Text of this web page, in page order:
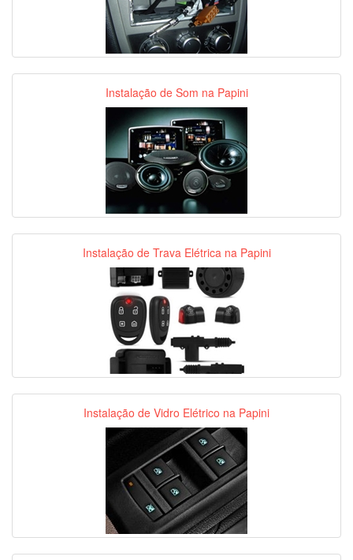
Instalação de Som na Papini
Instalação de Trava Elétrica na Papini
Instalação de Vidro Elétrico na Papini